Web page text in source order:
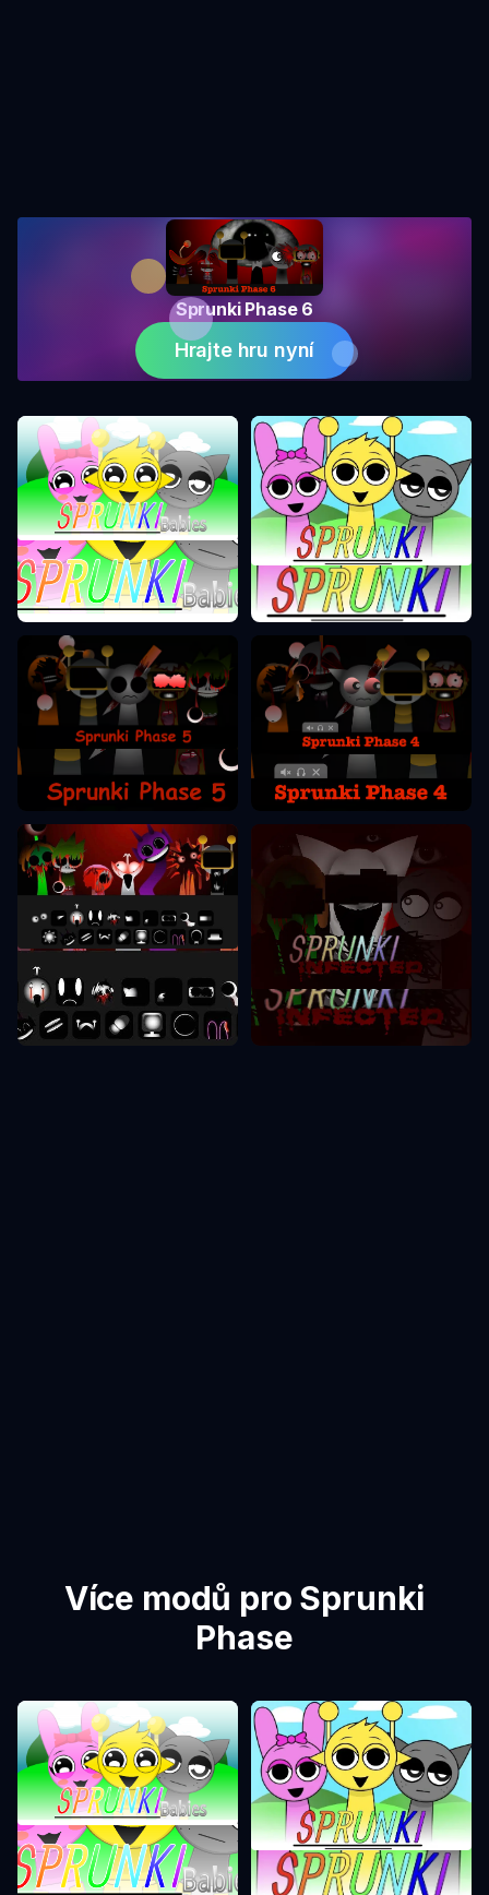
Sprunki Phase 6
Hrajte hru nyní
Sprunki Phase 0
Sprunki Phase 1
Sprunki Phase 5 Sprunki Phase 4
Sprunki Phase 10
Sprunki Phase 2
Více modů pro Sprunki
Phase
Sprunki Phase 0
Sprunki Phase 1